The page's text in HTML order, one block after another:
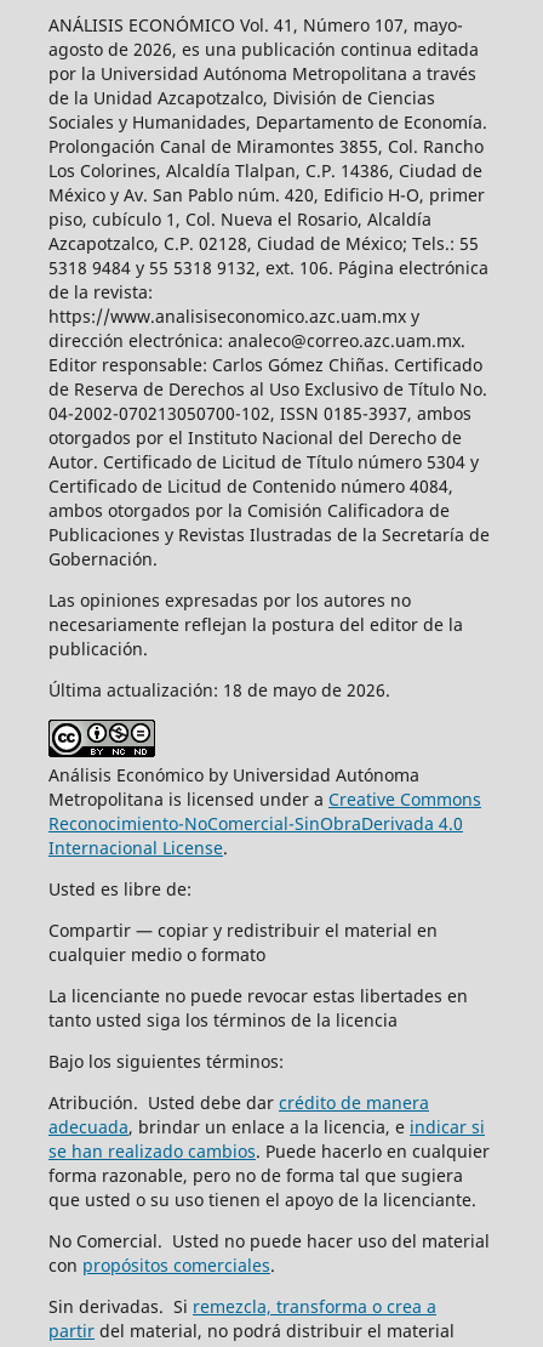
ANÁLISIS ECONÓMICO Vol. 41, Número 107, mayo-
agosto de 2026, es una publicación continua editada
por la Universidad Autónoma Metropolitana a través
de la Unidad Azcapotzalco, División de Ciencias
Sociales y Humanidades, Departamento de Economía.
Prolongación Canal de Miramontes 3855, Col. Rancho
Los Colorines, Alcaldía Tlalpan, C.P. 14386, Ciudad de
México y Av. San Pablo núm. 420, Edificio H-O, primer
piso, cubículo 1, Col. Nueva el Rosario, Alcaldía
Azcapotzalco, C.P. 02128, Ciudad de México; Tels.: 55
5318 9484 y 55 5318 9132, ext. 106. Página electrónica
de la revista:
https://www.analisiseconomico.azc.uam.mx y
dirección electrónica: analeco@correo.azc.uam.mx.
Editor responsable: Carlos Gómez Chiñas. Certificado
de Reserva de Derechos al Uso Exclusivo de Título No.
04-2002-070213050700-102, ISSN 0185-3937, ambos
otorgados por el Instituto Nacional del Derecho de
Autor. Certificado de Licitud de Título número 5304 y
Certificado de Licitud de Contenido número 4084,
ambos otorgados por la Comisión Calificadora de
Publicaciones y Revistas Ilustradas de la Secretaría de
Gobernación.
Las opiniones expresadas por los autores no
necesariamente reflejan la postura del editor de la
publicación.
Última actualización: 18 de mayo de 2026.
Análisis Económico by Universidad Autónoma
Metropolitana is licensed under a Creative Commons
Reconocimiento-NoComercial-SinObraDerivada 4.0
Internacional License.
Usted es libre de:
Compartir — copiar y redistribuir el material en
cualquier medio o formato
La licenciante no puede revocar estas libertades en
tanto usted siga los términos de la licencia
Bajo los siguientes términos:
Atribución. Usted debe dar crédito de manera
adecuada, brindar un enlace a la licencia, e indicar si
se han realizado cambios. Puede hacerlo en cualquier
forma razonable, pero no de forma tal que sugiera
que usted o su uso tienen el apoyo de la licenciante.
No Comercial. Usted no puede hacer uso del material
con propósitos comerciales.
Sin derivadas. Si remezcla, transforma o crea a
partirdel material, no podrá distribuir el material